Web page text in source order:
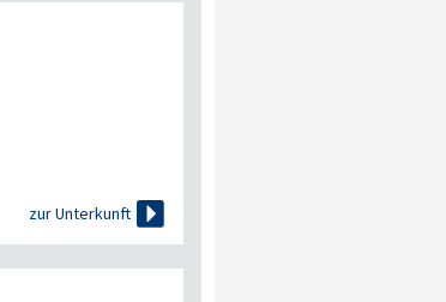
zur Unterkunft 